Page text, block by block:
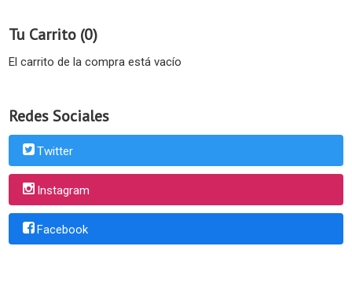
Tu Carrito (0)
El carrito de la compra está vacío
Redes Sociales
Twitter
Instagram
Facebook